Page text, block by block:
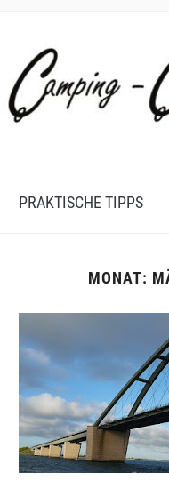
PRAKTISCHE TIPPS
MONAT: